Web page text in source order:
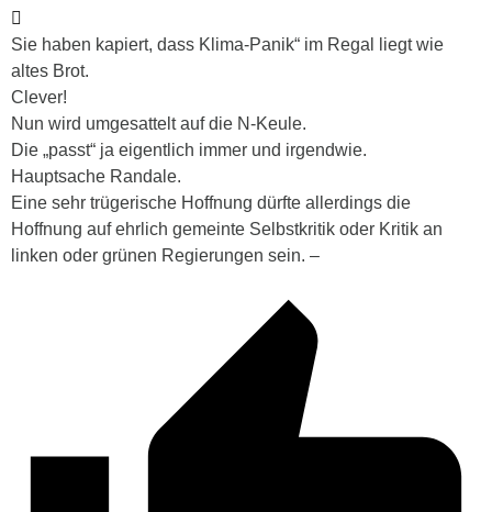
Sie haben kapiert, dass Klima-Panik“ im Regal liegt wie
altes Brot.
Clever!
Nun wird umgesattelt auf die N-Keule.
Die „passt“ ja eigentlich immer und irgendwie.
Hauptsache Randale.
Eine sehr trügerische Hoffnung dürfte allerdings die
Hoffnung auf ehrlich gemeinte Selbstkritik oder Kritik an
linken oder grünen Regierungen sein. –